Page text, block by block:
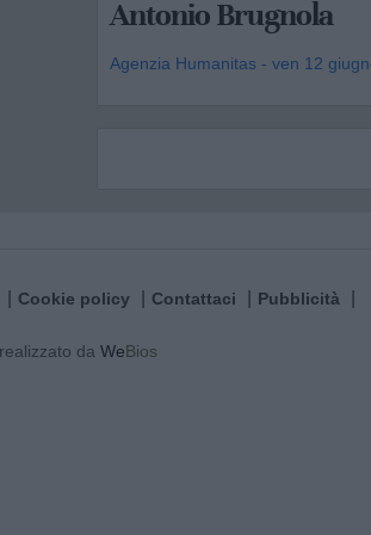
Antonio Brugnola
Agenzia Humanitas - ven 12
Cookie policy Contattaci Pubblicità
da WeBios